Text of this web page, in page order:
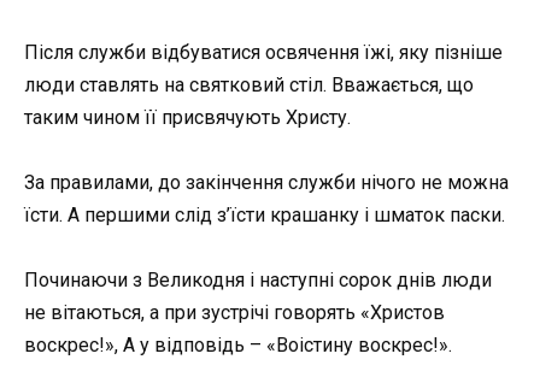
Після служби відбуватися освячення їжі, яку пізніше
люди ставлять на святковий стіл. Вважається, що
таким чином її присвячують Христу.
За правилами, до закінчення служби нічого не можна
їсти. А першими слід з’їсти крашанку і шматок паски.
Починаючи з Великодня і наступні сорок днів люди
не вітаються, а при зустрічі говорять «Христов
воскрес!», А у відповідь – «Воістину воскрес!».